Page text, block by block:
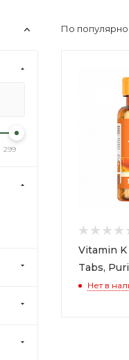
По
Vitamin K
Tabs,
Нет в
299